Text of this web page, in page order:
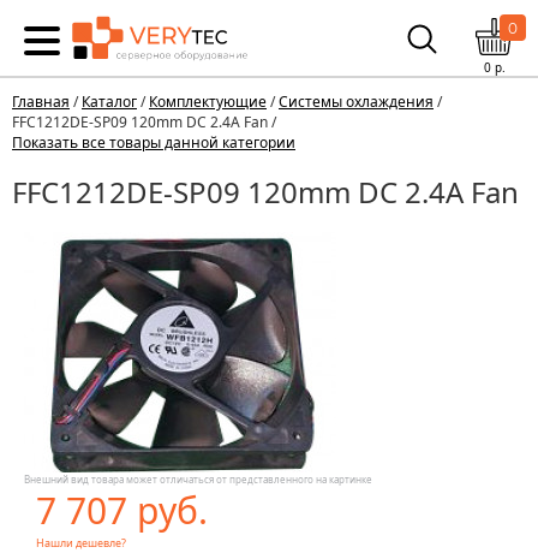
0
0р.
Главная /Каталог/Комплектующие/Системы охлаждения /
FFC1212DE-SP09 120mm DC 2.4A Fan /
Показать все товары данной категории
FFC1212DE-SP09 120mm DC 2.4A Fan
Внешний вид товара может отличаться от представленного на картинке
7 707 руб.
Нашли дешевле?